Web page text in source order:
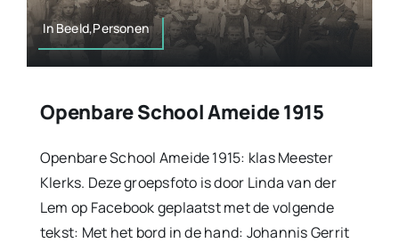
In Beeld,Personen
Openbare School Ameide 1915
Openbare School Ameide 1915: klas Meester
Klerks. Deze groepsfoto is door Linda van der
Lem op Facebook geplaatst met de volgende
tekst: Met het bord in de hand: Johannis Gerrit